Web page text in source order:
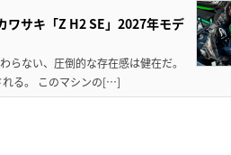
ワサキ「Z H2 SE」2027年モデ
らない、圧倒的な存在感は健在だ。
れる。 このマシンの[…]